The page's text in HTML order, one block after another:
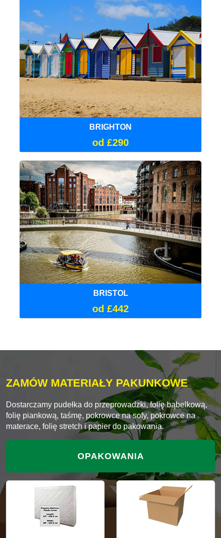
BRIGHTON
od £290
BRISTOL
od £442
ZAMÓW MATERIAŁY PAKUNKOWE
Dostarczamy pudełka do przeprowadzki, folię bąbelkową,
folię piankową, taśmę, pokrowce na sofy, pokrowce na
materace, folię stretch i papier do pakowania.
OPAKOWANIA